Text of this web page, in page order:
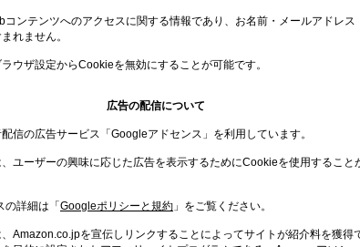
コンテンツへのアクセスに関する情報であり、お名前・メールアドレス
れません。
ウザ設定からCookieを無効にすることが可能です。
広告の配信について
信の広告サービス「Googleアドセンス」を利用しています。
ユーザーの興味に応じた広告を表示するためにCookieを使用すること
詳細は「 Googleポリシーと規約 」をご覧ください。
Amazon.co.jpを宣伝しリンクすることによってサイトが紹介料を獲得